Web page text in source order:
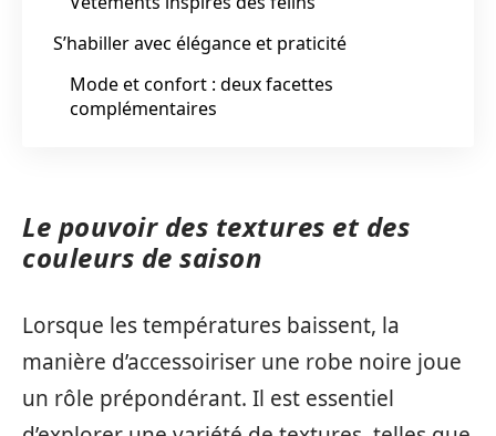
S’habiller avec élégance et praticité
Mode et confort : deux facettes
complémentaires
Le pouvoir des textures et des
couleurs de saison
Lorsque les températures baissent, la
manière d’accessoiriser une robe noire joue
un rôle prépondérant. Il est essentiel